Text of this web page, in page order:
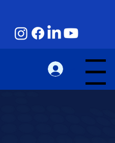
Menu